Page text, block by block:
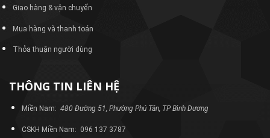
Giao hàng & vận chuyển
Mua hàng và thanh toán
Thỏa thuận người dùng
THÔNG TIN LIÊN HỆ
Miền Nam: 480 Đường 51, Phường Phú Tân, TP Bình Dương
CSKH Miền Nam: 096 137 3787